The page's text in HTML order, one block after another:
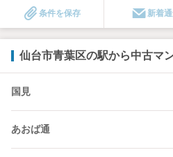
条件を保存 新着
仙台市青葉区の駅から中古マ
国見
あおば通